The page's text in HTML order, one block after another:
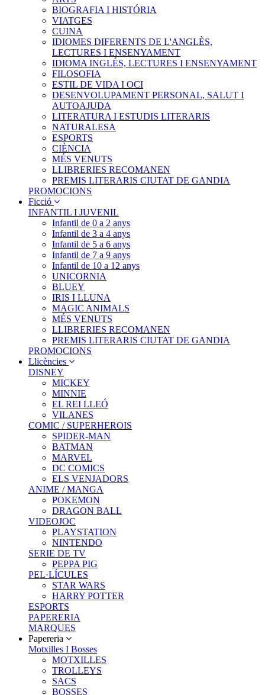
BIOGRAFIA I HISTÓRIA
VIATGES
CUINA
IDIOMES DIFERENTS DE L'ANGLÈS,
LECTURES I ENSENYAMENT
IDIOMA INGLÉS, LECTURES I ENSENYAMENT
FILOSOFIA
ESTIL DE VIDA I OCI
DESENVOLUPAMENT PERSONAL, SALUT I
AUTOAJUDA
LITERATURA I ESTUDIS LITERARIS
NATURALESA
ESPORTS
CIÈNCIA
MÉS VENUTS
LLIBRERIES RECOMANEN
PREMIS LITERARIS CIUTAT DE GANDIA
PROMOCIONS
Ficció
INFANTIL I JUVENIL
Infantil de 0 a 2 anys
Infantil de 3 a 4 anys
Infantil de 5 a 6 anys
Infantil de 7 a 9 anys
Infantil de 10 a 12 anys
UNICORNIA
BLUEY
IRIS I LLUNA
MAGIC ANIMALS
MÉS VENUTS
LLIBRERIES RECOMANEN
PREMIS LITERARIS CIUTAT DE GANDIA
PROMOCIONS
Llicències
DISNEY
MICKEY
MINNIE
EL REI LLEÓ
VILANES
COMIC / SUPERHEROIS
SPIDER-MAN
BATMAN
MARVEL
DC COMICS
ELS VENJADORS
ANIME / MANGA
POKEMON
DRAGON BALL
VIDEOJOC
PLAYSTATION
NINTENDO
SERIE DE TV
PEPPA PIG
PEL·LÍCULES
STAR WARS
HARRY POTTER
ESPORTS
PAPERERIA
MARQUES
Papereria
Motxilles I Bosses
MOTXILLES
TROLLEYS
SACS
BOSSES